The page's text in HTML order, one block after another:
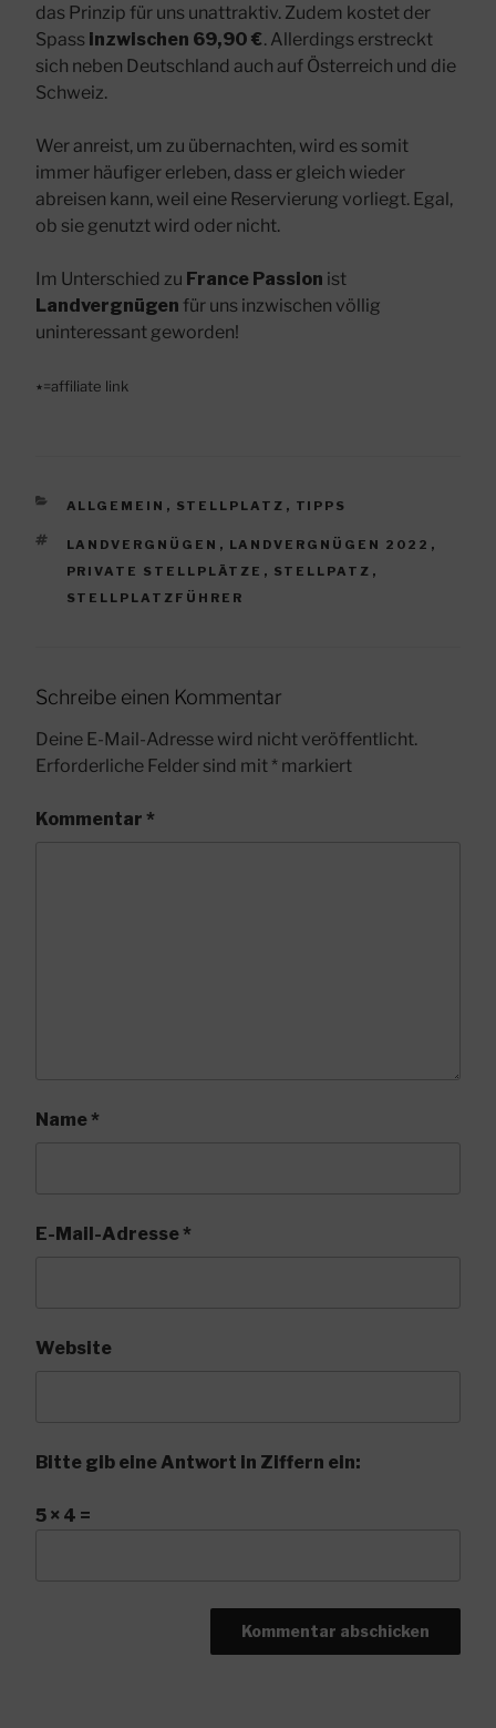
das Prinzip für uns unattraktiv. Zudem kostet der
Spass inzwischen 69,90 €. Allerdings erstreckt
sich neben Deutschland auch auf Österreich und die
Schweiz.
Wer anreist, um zu übernachten, wird es somit
immer häufiger erleben, dass er gleich wieder
abreisen kann, weil eine Reservierung vorliegt. Egal,
ob sie genutzt wird oder nicht.
Im Unterschied zu France Passion ist
Landvergnügen für uns inzwischen völlig
uninteressant geworden!
٭=affiliate link
KATEGORIEN
ALLGEMEIN , STELLPLATZ , TIPPS
SCHLAGWÖRTER
LANDVERGNÜGEN , LANDVERGNÜGEN 2022 ,
PRIVATE STELLPLÄTZE , STELLPATZ ,
STELLPLATZFÜHRER
Schreibe einen Kommentar
Deine E-Mail-Adresse wird nicht veröffentlicht.
Erforderliche Felder sind mit * markiert
Kommentar *
Name *
E-Mail-Adresse *
Website
Bitte gib eine Antwort in Ziffern ein:
5 × 4 =